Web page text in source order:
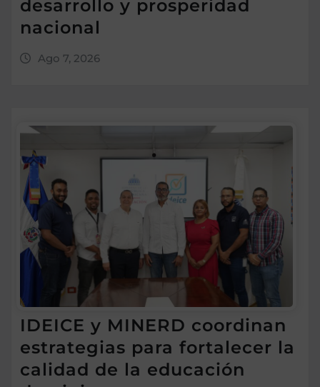
desarrollo y prosperidad
nacional
Ago 7, 2026
IDEICE y MINERD coordinan
estrategias para fortalecer la
calidad de la educación